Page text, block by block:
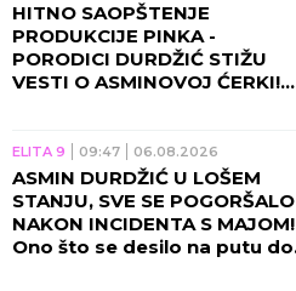
HITNO SAOPŠTENJE
PRODUKCIJE PINKA -
PORODICI DURDŽIĆ STIŽU
VESTI O ASMINOVOJ ĆERKI!
ELITA 9 09:47 06.08.2026
ASMIN DURDŽIĆ U LOŠEM
STANJU, SVE SE POGORŠALO
NAKON INCIDENTA S MAJOM!
Ono što se desilo na putu do